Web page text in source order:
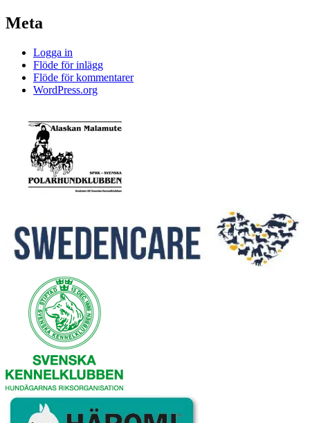
Meta
Logga in
Flöde för inlägg
Flöde för kommentarer
WordPress.org